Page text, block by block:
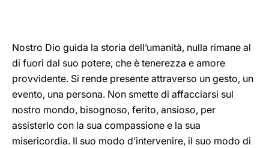
Nostro Dio guida la storia dell’umanità, nulla rimane al
di fuori dal suo potere, che è tenerezza e amore
provvidente. Si rende presente attraverso un gesto, un
evento, una persona. Non smette di affacciarsi sul
nostro mondo, bisognoso, ferito, ansioso, per
assisterlo con la sua compassione e la sua
misericordia. Il suo modo d’intervenire, il suo modo di